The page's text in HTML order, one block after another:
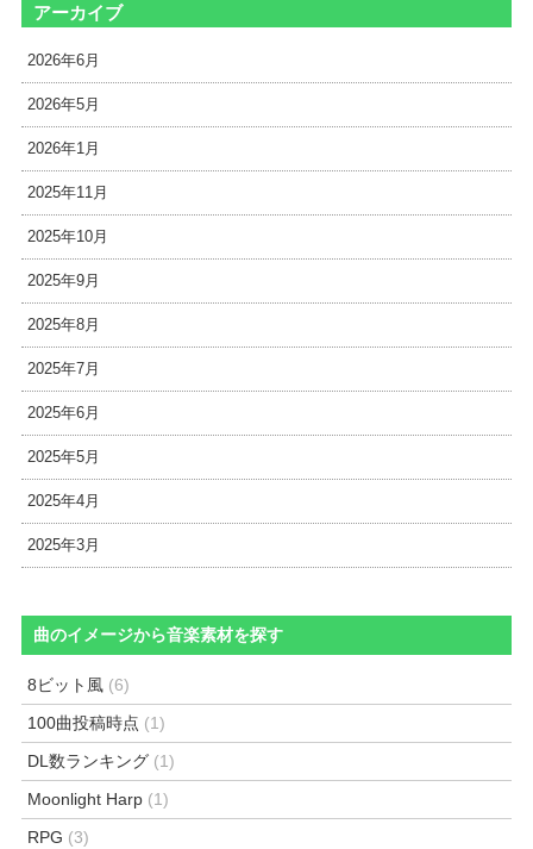
アーカイブ
2026年6月
2026年5月
2026年1月
2025年11月
2025年10月
2025年9月
2025年8月
2025年7月
2025年6月
2025年5月
2025年4月
2025年3月
曲のイメージから音楽素材を探す
8ビット風 (6)
100曲投稿時点 (1)
DL数ランキング (1)
Moonlight Harp (1)
RPG (3)